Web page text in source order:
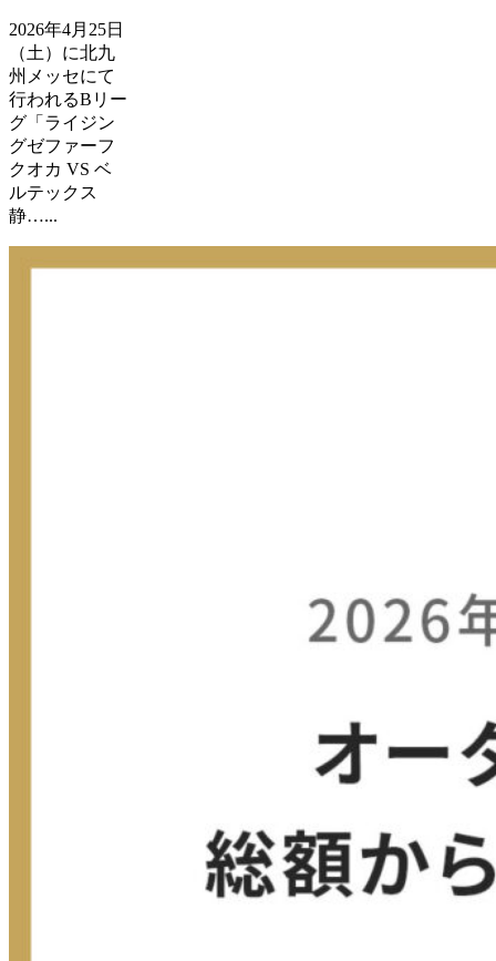
2026年4月25日
（土）に北九
州メッセにて
行われるBリー
グ「ライジン
グゼファーフ
クオカ VS ベ
ルテックス
静…...